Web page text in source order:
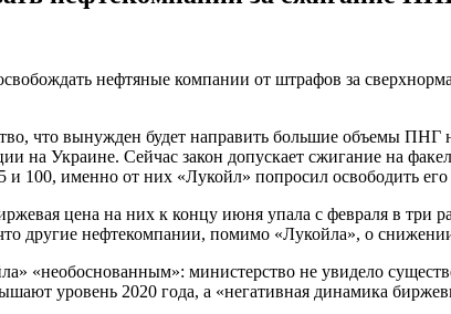
нефтяные компании от штрафов за
что вынужден будет направить большие объемы
на Украине. Сейчас закон допускает сжигание на
именно от них «Лукойл» попросил освободить его
цена на них к концу июня упала с февраля в три
другие нефтекомпании, помимо «Лукойла», о
«необоснованным»: министерство не увидело
уровень 2020 года, а «негативная динамика